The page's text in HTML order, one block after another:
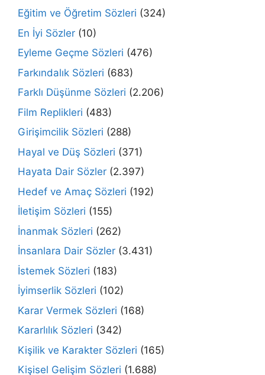
Eğitim ve Öğretim Sözleri (324)
En İyi Sözler (10)
Eyleme Geçme Sözleri (476)
Farkındalık Sözleri (683)
Farklı Düşünme Sözleri (2.206)
Film Replikleri (483)
Girişimcilik Sözleri (288)
Hayal ve Düş Sözleri (371)
Hayata Dair Sözler (2.397)
Hedef ve Amaç Sözleri (192)
İletişim Sözleri (155)
İnanmak Sözleri (262)
İnsanlara Dair Sözler (3.431)
İstemek Sözleri (183)
İyimserlik Sözleri (102)
Karar Vermek Sözleri (168)
Kararlılık Sözleri (342)
Kişilik ve Karakter Sözleri (165)
Kişisel Gelişim Sözleri (1.688)